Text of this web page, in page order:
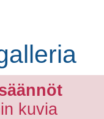
kuvia